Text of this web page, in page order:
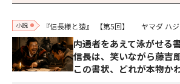
小説 『信長様と猿』 【第5回】 ヤマダ ハ
内通者をあえて泳がせる
信長は、笑いながら藤吉
この書状、どれが本物か